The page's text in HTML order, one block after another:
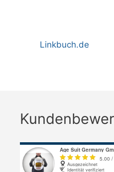
Linkbuch.de